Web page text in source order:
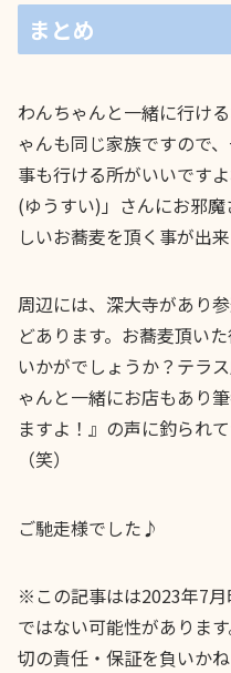
まとめ
わんちゃんと一緒に行け
ゃんも同じ家族ですので
事も行ける所がいいです
(ゆうすい)」さんにお邪
しいお蕎麦を頂く事が出来
周辺には、深大寺があり
どあります。お蕎麦頂い
いかがでしょうか？テラ
ゃんと一緒にお店もあり
ますよ！』の声に釣られ
（笑）
ご馳走様でした♪
※この記事はは2023年7
ではない可能性がありま
切の責任・保証を負いか